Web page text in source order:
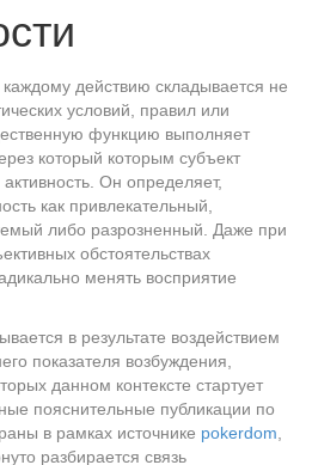
действию складывается не
условий, правил или
функцию выполняет
который которым субъект
Он определяет,
как привлекательный,
либо разрозненный. Даже при
обстоятельствах
менять восприятие
в результате воздействием
показателя возбуждения,
данном контексте стартует
пояснительные публикации по
в рамках источнике pokerdom
разбирается связь